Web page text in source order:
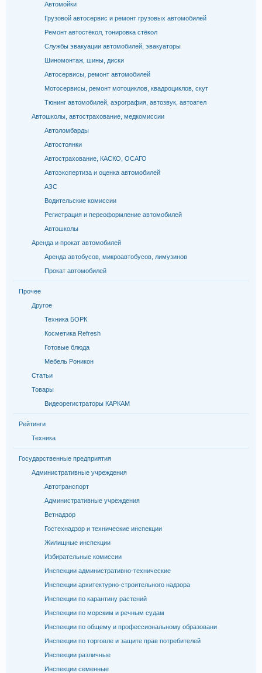
Автомойки
Грузовой автосервис и ремонт грузовых автомобилей
Ремонт автостёкол, тонировка стёкол
Службы эвакуации автомобилей, эвакуаторы
Шиномонтаж, шины, диски
Автосервисы, ремонт автомобилей
Мотосервисы, ремонт мотоциклов, квадроциклов, скут
Тюнинг автомобилей, аэрография, автозвук, автоател
Автошколы, автострахование, медкомиссии
Автоломбарды
Автостоянки
Автострахование, КАСКО, ОСАГО
Автоэкспертиза и оценка автомобилей
АЗС
Водительские комиссии
Регистрация и переоформление автомобилей
Автошколы
Аренда и прокат автомобилей
Аренда автобусов, микроавтобусов, лимузинов
Прокат автомобилей
Прочее
Другое
Техника БОРК
Косметика Refresh
Готовые блюда
Мебель Роникон
Статьи
Товары
Видеорегистраторы КАРКАМ
Рейтинги
Техника
Государственные предприятия
Административные учреждения
Автотранспорт
Административные учреждения
Ветнадзор
Гостехнадзор и технические инспекции
Жилищные инспекции
Избирательные комиссии
Инспекции административно-технические
Инспекции архитектурно-строительного надзора
Инспекции по карантину растений
Инспекции по морским и речным судам
Инспекции по общему и профессиональному образовани
Инспекции по торговле и защите прав потребителей
Инспекции различные
Инспекции семенные